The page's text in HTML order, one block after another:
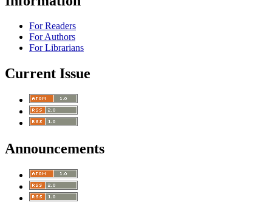
For Readers
For Authors
For Librarians
Current Issue
Announcements